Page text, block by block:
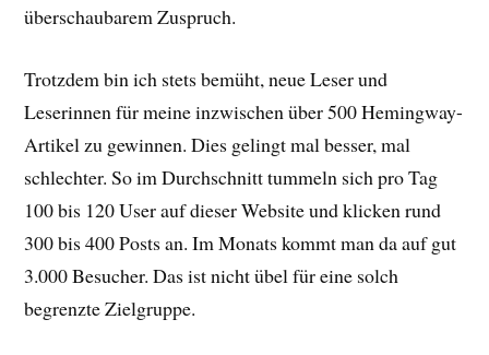
überschaubarem Zuspruch.
Trotzdem bin ich stets bemüht, neue Leser und
Leserinnen für meine inzwischen über 500 Hemingway-
Artikel zu gewinnen. Dies gelingt mal besser, mal
schlechter. So im Durchschnitt tummeln sich pro Tag
100 bis 120 User auf dieser Website und klicken rund
300 bis 400 Posts an. Im Monats kommt man da auf gut
3.000 Besucher. Das ist nicht übel für eine solch
begrenzte Zielgruppe.